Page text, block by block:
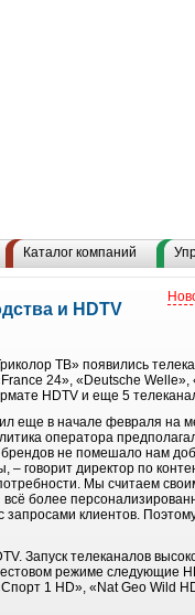
Каталог компаний
и HDTV
ТВ» появились
24», «Deutsche
HDTV и еще 5
еще в начале февраля на
оператора
не помешало нам
– говорит директор по
Мы считаем
более
запросами клиентов.
Запуск телеканалов
режиме следующие
1 HD», «Nat Geo Wild